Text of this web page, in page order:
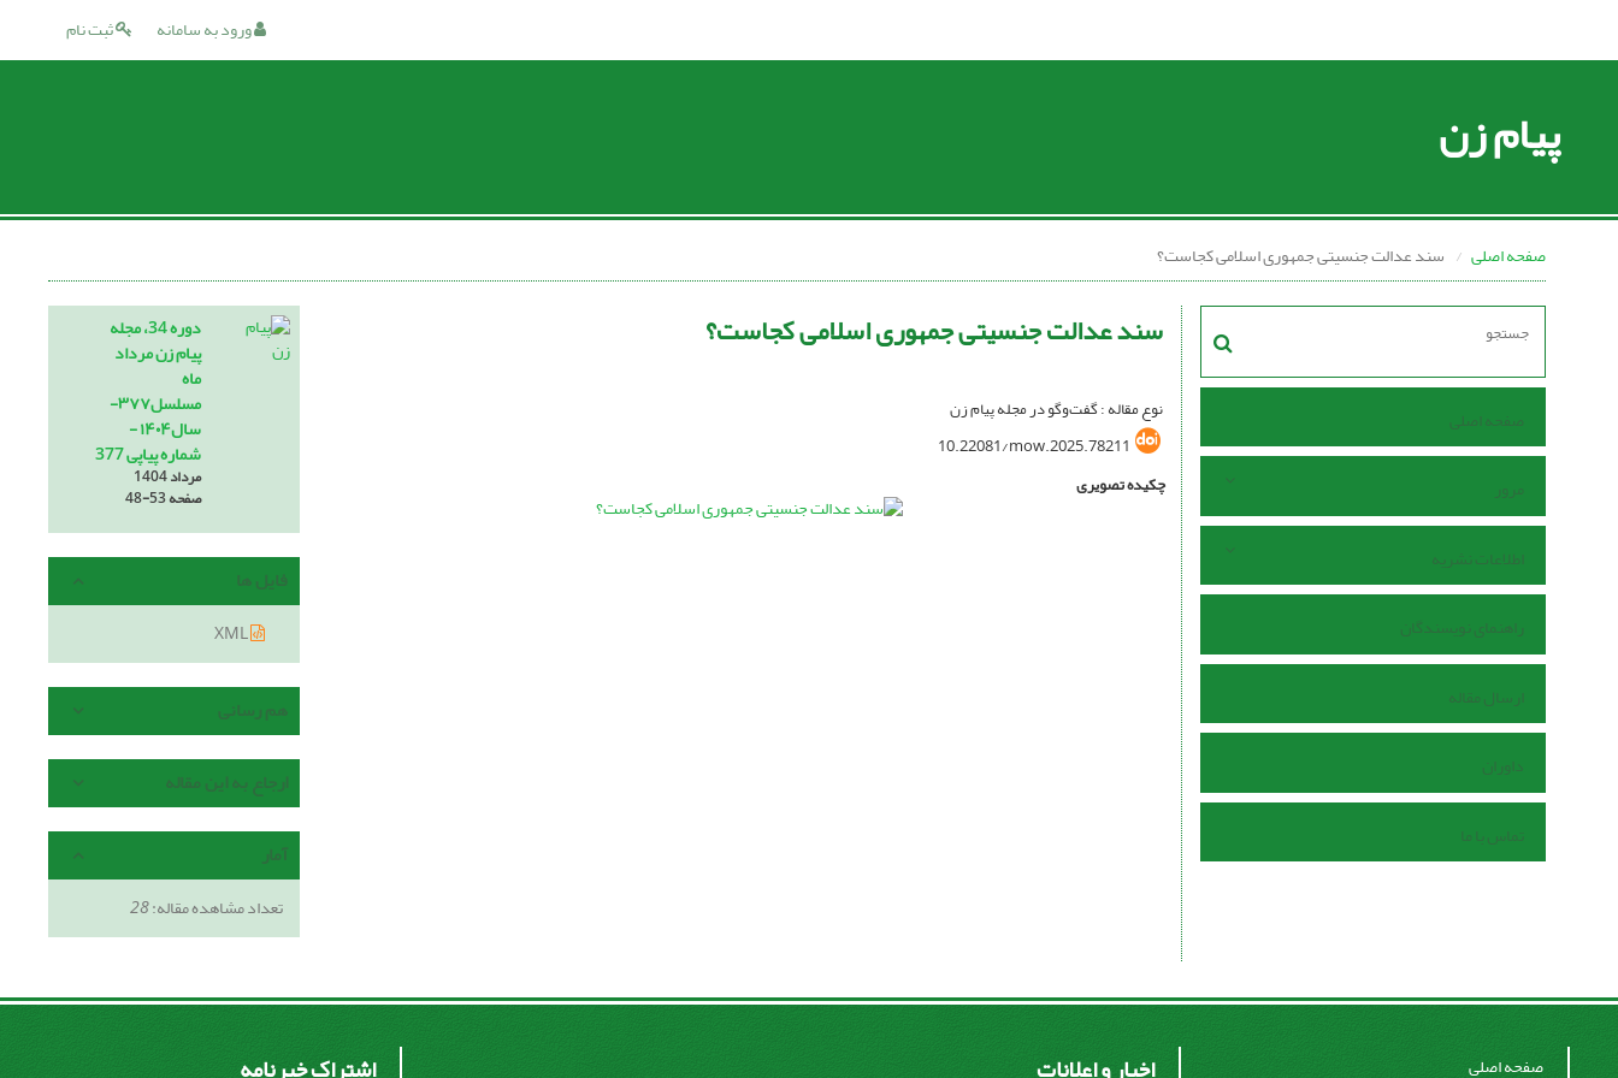
ثبت نام ورود به سامانه
پیام زن
صفحه اصلی سند عدالت جنسیتی جمهوری اسلامی کجاست؟
صفحه اصلی
مرور
اطلاعات نشریه
راهنمای نویسندگان
ارسال مقاله
داوران
تماس با ما
سند عدالت جنسیتی جمهوری اسلامی کجاست؟
نوع مقاله : گفت‌وگو در مجله پیام زن
10.22081/mow.2025.78211
چکیده تصویری
دوره 34، مجله
پیام زن مرداد
ماه
مسلسل۳۷۷-
سال۱۴۰۴ -
شماره پیاپی 377
مرداد 1404
صفحه48-53
فایل ها
XML
هم رسانی
ارجاع به این مقاله
آمار
تعداد مشاهده مقاله:28
صفحه اصلی